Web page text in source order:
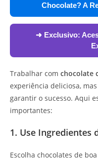
Chocolate? A
➜ Exclusivo:
Trabalhar com chocolate
experiência deliciosa,
garantir o sucesso. Aqui
importantes:
1. Use Ingredientes
Escolha chocolates de